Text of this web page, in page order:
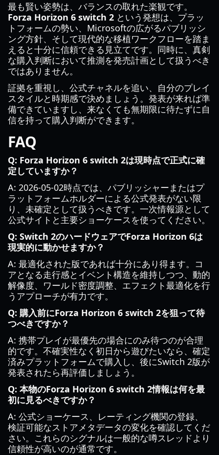
最も賢い姿勢は、バランスの取れた楽観です。
Forza Horizon 6 switch 2 という発想は、プラッ
トフォームの勢い、Microsoftの広がるパブリッシ
ング方針、そして現代的な移植ワークフローを踏ま
えると十分に信頼できる見立てです。同時に、真剣
な購入判断において推測を発売計画として扱うべき
ではありません。
証拠を重視し、公式チャネルを追い、自分のプレイ
スタイルと時期感で決めましょう。発表が来れば準
備できていますし、来なくても無期限に待たずに自
信を持って購入判断ができます。
FAQ
Q: Forza Horizon 6 switch 2は現時点で正式に確
定していますか？
A: 2026-05-02時点では、パブリッシャーまたはプ
ラットフォームホルダーによる公式発表がない限
り、未確定として扱うべきです。一次情報源として
公式サイトと主要ショーケースを使ってください。
Q: Switch 2のハードウェアでForza Horizon 6は
現実的に動かせますか？
A: 最適化された版であれば十分にあり得ます。コ
アとなる走行感とイベント構造を維持しつつ、動的
解像度、ワールド密度調整、エフェクト最適化を行
うアプローチが有力です。
Q: 購入前にForza Horizon 6 switch 2を狙って待
つべきですか？
A: 携帯プレイが最優先の場合にのみ待つのが合理
的です。不確実性なく初日から遊びたいなら、確定
済みプラットフォームで購入し、後にSwitch 2版が
発表されたら再評価しましょう。
Q: 本物のForza Horizon 6 switch 2情報は何を最
初に見るべきですか？
A: 公式ショーケース、レーティング機関の登録、
検証可能なストアメタデータの変化を確認してくだ
さい。これらのシグナルは一般的な噂スレッドより
信頼性が高いのが通常です。